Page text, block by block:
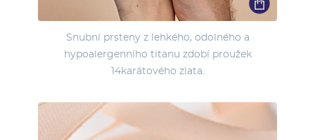
Snubní prsteny z lehkého, odolného a
hypoalergenního titanu zdobí proužek
14karátového zlata.